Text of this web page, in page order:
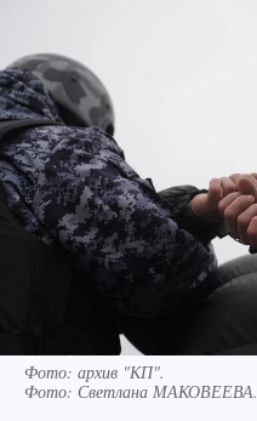
Фото: архив "КП".
Фото: Светлана МАКОВЕЕВА.